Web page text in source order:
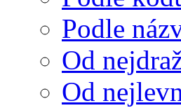
Podle
Od
Od